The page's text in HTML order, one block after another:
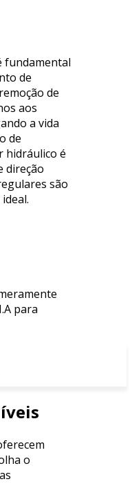
fundamental
de
de
aos
a vida
de
hidráulico é
direção
são
para
o